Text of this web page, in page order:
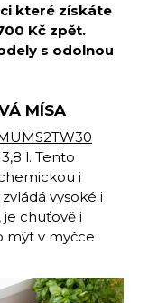
které získáte
Kč zpět.
s odolnou
MÍSA
l. Tento
i
vysoké i
chuťově i
mýt v myčce